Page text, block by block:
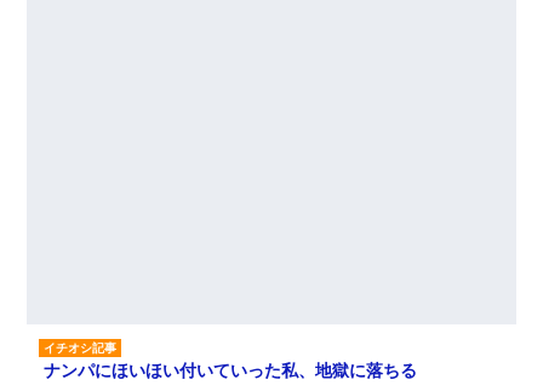
ナンパにほいほい付いていった私、地獄に落ちる